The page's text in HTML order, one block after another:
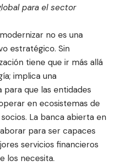
para el sector
no es una
estratégico. Sin
tiene que ir más allá
implica una
que las entidades
en ecosistemas de
La banca abierta en
para ser capaces
servicios financieros
los necesita.